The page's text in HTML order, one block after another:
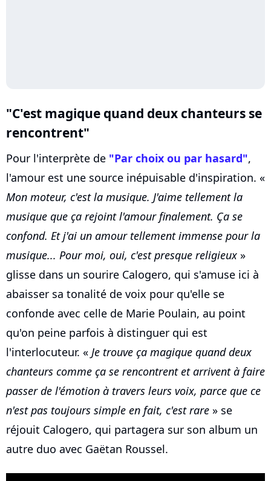
"C'est magique quand deux chanteurs se
rencontrent"
Pour l'interprète de "Par choix ou par hasard",
l'amour est une source inépuisable d'inspiration. «
Mon moteur, c'est la musique. J'aime tellement la
musique que ça rejoint l'amour finalement. Ça se
confond. Et j'ai un amour tellement immense pour la
musique... Pour moi, oui, c'est presque religieux »
glisse dans un sourire Calogero, qui s'amuse ici à
abaisser sa tonalité de voix pour qu'elle se
confonde avec celle de Marie Poulain, au point
qu'on peine parfois à distinguer qui est
l'interlocuteur. « Je trouve ça magique quand deux
chanteurs comme ça se rencontrent et arrivent à faire
passer de l'émotion à travers leurs voix, parce que ce
n'est pas toujours simple en fait, c'est rare » se
réjouit Calogero, qui partagera sur son album un
autre duo avec Gaëtan Roussel.